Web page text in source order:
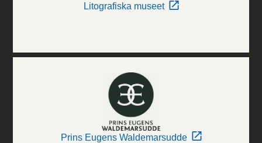
Litografiska museet
Prins Eugens Waldemarsudde